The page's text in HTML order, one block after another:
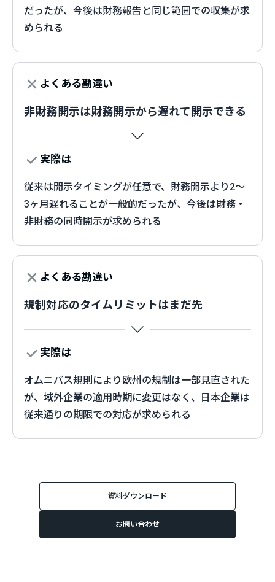
だったが、今後は財務報告と同じ範囲での収集が求
められる
よくある勘違い
非財務開示は財務開示から遅れて開示できる
実際は
従来は開示タイミングが任意で、財務開示より2〜
3ヶ月遅れることが一般的だったが、今後は財務・
非財務の同時開示が求められる​
よくある勘違い
規制対応のタイムリミットはまだ先
実際は
オムニバス規則により欧州の規制は一部見直された
が、域外企業の適用時期に変更はなく、日本企業は
従来通りの期限での対応が求められる​
資料ダウンロード
お問い合わせ